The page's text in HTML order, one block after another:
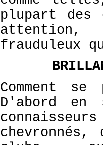
plupart des
attention,
frauduleux
Comment
D'abord en